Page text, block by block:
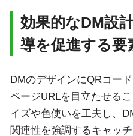
効果的なDM設
導を促進する要
DMのデザインにQRコー
ページURLを目立たせる
イズや色使いを工夫し、
関連性を強調するキャッ